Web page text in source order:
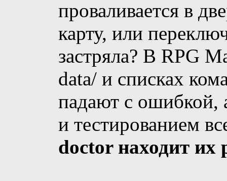
проваливается в
карту, или
застряла? В RPG
data/ и списках
падают с ошибкой,
и тестированием
doctor находит их